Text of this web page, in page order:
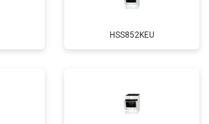
HSS852KEU